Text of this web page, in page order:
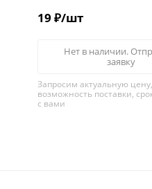
19 ₽/шт
Нет в наличии.
заявку
Запросим актуальную
возможность поставки,
с вами